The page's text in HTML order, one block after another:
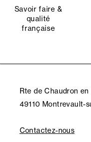
Savoir faire &
qualité
française
Rte de Chaudron en
49110 Montrevault-
Contactez-nous